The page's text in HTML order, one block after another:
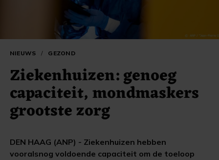
NIEUWS / GEZOND
Ziekenhuizen: genoeg
capaciteit, mondmaskers
grootste zorg
DEN HAAG (ANP) - Ziekenhuizen hebben
vooralsnog voldoende capaciteit om de toeloop